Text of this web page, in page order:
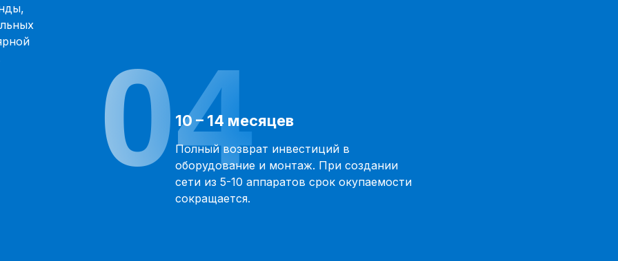
10 – 14 месяцев
Полный возврат инвестиций в
оборудование и монтаж. При создании
сети из 5-10 аппаратов срок окупаемости
сокращается.
04